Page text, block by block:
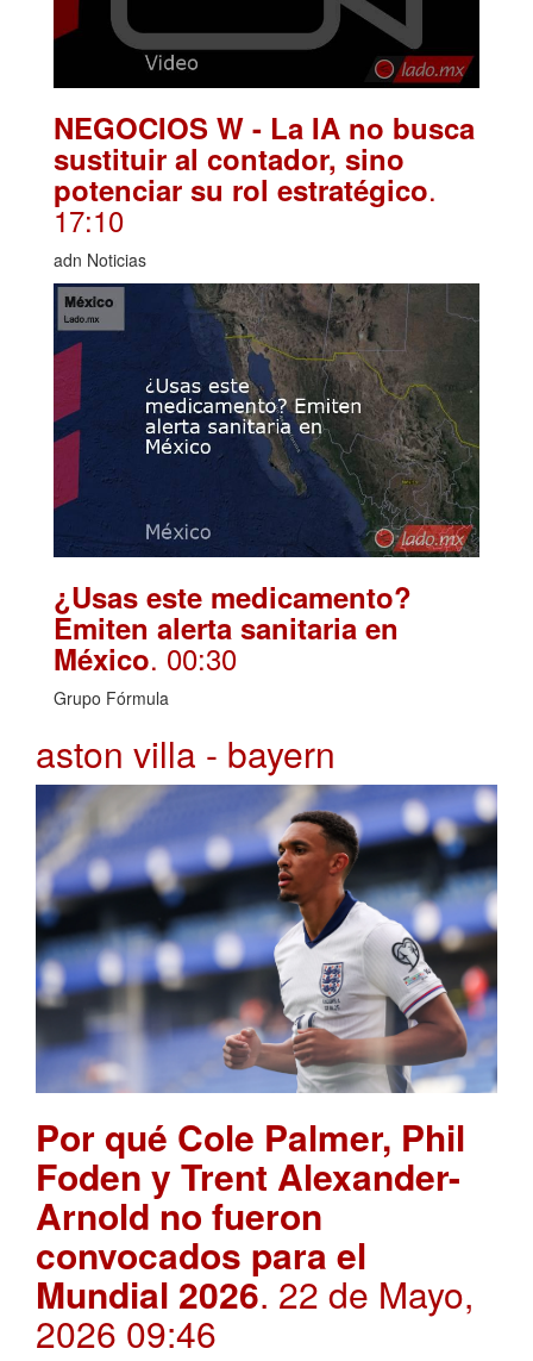
NEGOCIOS W - La IA no busca
sustituir al contador, sino
potenciar su rol estratégico.
17:10
adn Noticias
¿Usas este medicamento?
Emiten alerta sanitaria en
México. 00:30
Grupo Fórmula
aston villa - bayern
Por qué Cole Palmer, Phil
Foden y Trent Alexander-
Arnold no fueron
convocados para el
Mundial 2026. 22 de Mayo,
2026 09:46